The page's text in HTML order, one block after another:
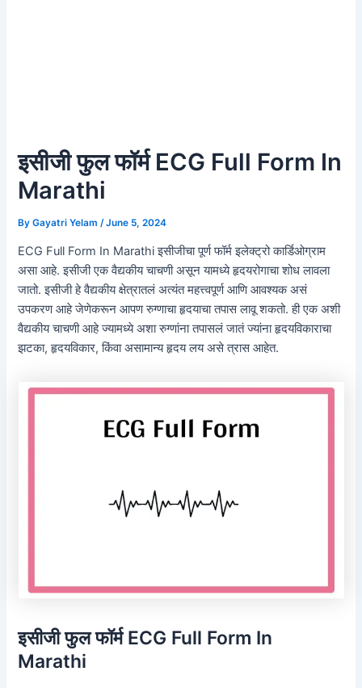
इसीजी फुल फॉर्म ECG Full Form In
Marathi
ByGayatri Yelam /June 5, 2024
ECG Full Form In Marathi इसीजीचा पूर्ण फॉर्म इलेक्ट्रो कार्डिओग्राम
असा आहे. इसीजी एक वैद्यकीय चाचणी असून यामध्ये हृदयरोगाचा शोध लावला
जातो. इसीजी हे वैद्यकीय क्षेत्रातलं अत्यंत महत्त्वपूर्ण आणि आवश्यक असं
उपकरण आहे जेणेकरून आपण रुग्णाचा हृदयाचा तपास लावू शकतो. ही एक अशी
वैद्यकीय चाचणी आहे ज्यामध्ये अशा रुग्णांना तपासलं जातं ज्यांना हृदयविकाराचा
झटका, हृदयविकार, किंवा असामान्य हृदय लय असे त्रास आहेत.
इसीजी फुल फॉर्म ECG Full Form In
Marathi